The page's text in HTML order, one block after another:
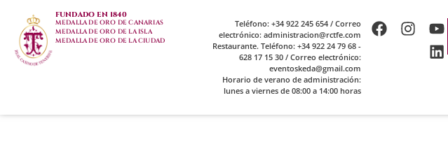
FUNDADO EN 1840
MEDALLA DE ORO DE CANARIAS
MEDALLA DE ORO DE LA ISLA
MEDALLA DE ORO DE LA CIUDAD
Teléfono: +34 922 245 654 / Correo
electrónico: administracion@rctfe.com
Restaurante. Teléfono: +34 922 24 79 68 -
628 17 15 30 / Correo electrónico:
eventoskeda@gmail.com
Horario de verano de administración:
lunes a viernes de 08:00 a 14:00 horas